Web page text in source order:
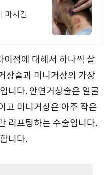
마시길
이점에 대해서 하나씩 살
상술과 미니거상의 가장
니다. 안면거상술은 얼굴
고 미니거상은 아주 작은
리프팅하는 수술입니다.
니다.